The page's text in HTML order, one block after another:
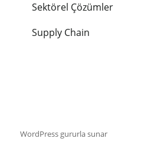
Sektörel Çözümler
Supply Chain
WordPress gururla sunar